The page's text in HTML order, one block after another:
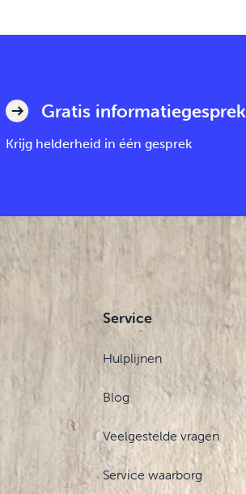
Gratis informatiegesprek
Krijg helderheid in één gesprek
Service
Hulplijnen
Blog
Veelgestelde vragen
Service waarborg